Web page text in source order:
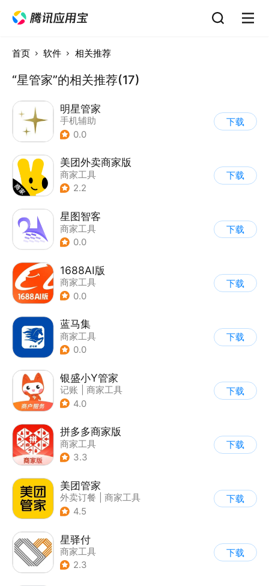
首页 软件 相关推荐
“星管家”的相关推荐(17)
明星管家
手机辅助
0.0
下载
美团外卖商家版
商家工具
2.2
下载
星图智客
商家工具
0.0
下载
1688AI版
商家工具
0.0
下载
蓝马集
商家工具
0.0
下载
银盛小Y管家
记账
商家工具
4.0
下载
拼多多商家版
商家工具
3.3
下载
美团管家
外卖订餐
商家工具
4.5
下载
星驿付
商家工具
2.3
下载